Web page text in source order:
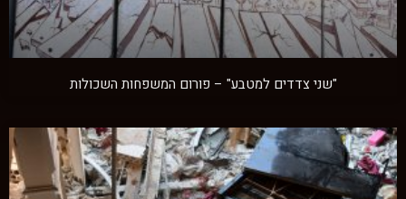
"שני צדדים למטבע" – פורום המשפחות השכולות